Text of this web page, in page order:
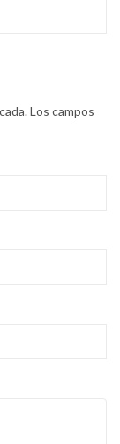
Los campos